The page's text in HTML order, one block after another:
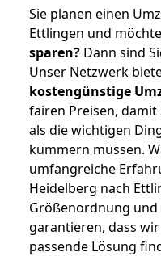
Sie planen einen
Ettlingen und
sparen? Dann sind
Unser Netzwerk
kostengünstige
fairen Preisen, damit
als die wichtigen
kümmern müssen.
umfangreiche
Heidelberg nach
Größenordnung
garantieren, dass
passende Lösung